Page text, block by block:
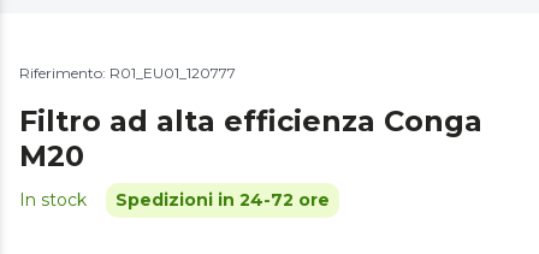
Riferimento: R01_EU01_120777
Filtro ad alta efficienza Conga
M20
In stock Spedizioni in 24-72 ore